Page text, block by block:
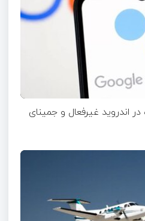
اندروید غیرفعال و جمینای